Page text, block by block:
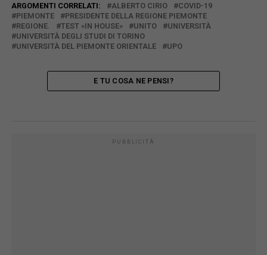
ARGOMENTI CORRELATI: ALBERTO CIRIO
COVID-19
PIEMONTE
PRESIDENTE DELLA REGIONE PIEMONTE
REGIONE.
TEST «IN HOUSE» UNITO
UNIVERSITÀ
UNIVERSITÀ DEGLI STUDI DI TORINO
UNIVERSITÀ DEL PIEMONTE ORIENTALE
UPO
E TU COSA NE PENSI?
PUBBLICITÀ